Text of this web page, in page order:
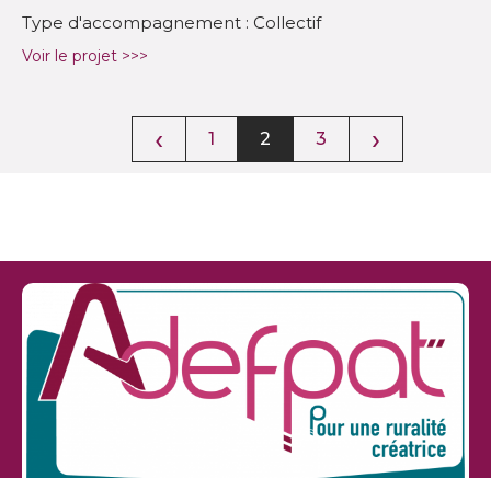
Type d'accompagnement : Collectif
Voir le projet >>>
‹ 1 2 3 ›